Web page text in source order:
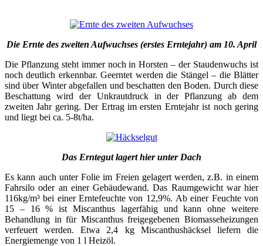
Die Ernte des zweiten Aufwuchses (erstes Erntejahr) am 10. April
Die Pflanzung steht immer noch in Horsten – der Staudenwuchs ist
noch deutlich erkennbar. Geerntet werden die Stängel – die Blätter
sind über Winter abgefallen und beschatten den Boden. Durch diese
Beschattung wird der Unkrautdruck in der Pflanzung ab dem
zweiten Jahr gering. Der Ertrag im ersten Erntejahr ist noch gering
und liegt bei ca. 5-8t/ha.
Das Erntegut lagert hier unter Dach
Es kann auch unter Folie im Freien gelagert werden, z.B. in einem
Fahrsilo oder an einer Gebäudewand. Das Raumgewicht war hier
116kg/m³ bei einer Erntefeuchte von 12,9%. Ab einer Feuchte von
15 – 16 % ist Miscanthus lagerfähig und kann ohne weitere
Behandlung in für Miscanthus freigegebenen Biomasseheizungen
verfeuert werden. Etwa 2,4 kg Miscanthushäcksel liefern die
Energiemenge von 1 l Heizöl.